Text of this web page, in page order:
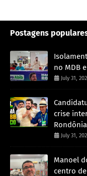
Postagens
no MDB
July 31,
crise
Rondônia
July 31,
Manoel
centro